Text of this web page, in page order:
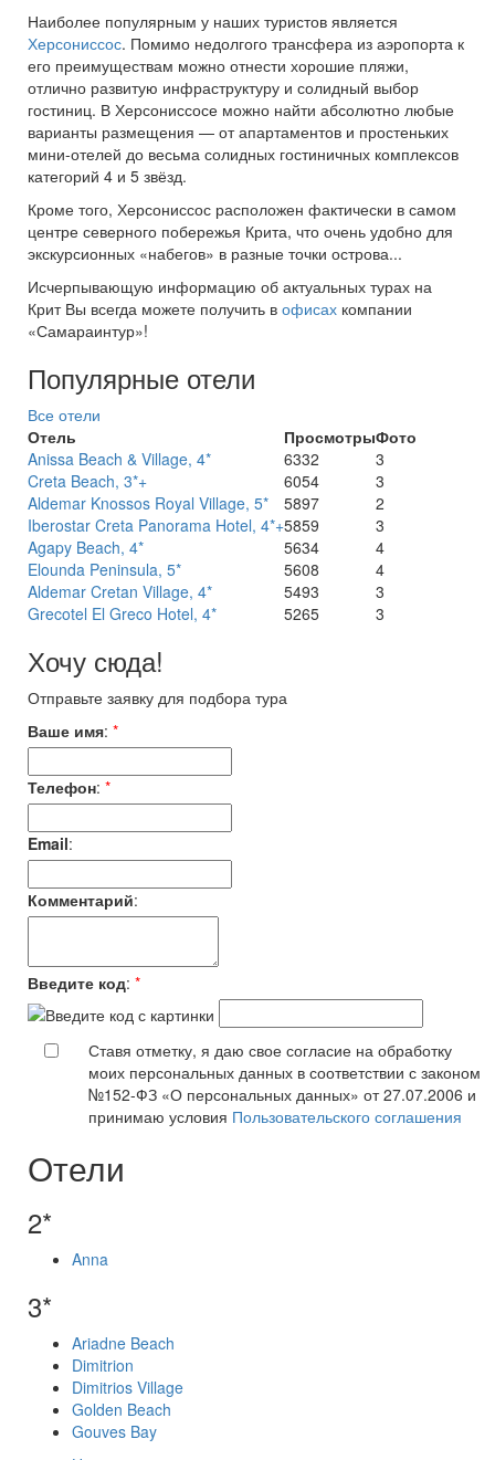
Наиболее популярным у наших туристов является
Херсониссос. Помимо недолгого трансфера из аэропорта к
его преимуществам можно отнести хорошие пляжи,
отлично развитую инфраструктуру и солидный выбор
гостиниц. В Херсониссосе можно найти абсолютно любые
варианты размещения — от апартаментов и простеньких
мини-отелей до весьма солидных гостиничных комплексов
категорий 4 и 5 звёзд.
Кроме того, Херсониссос расположен фактически в самом
центре северного побережья Крита, что очень удобно для
экскурсионных «набегов» в разные точки острова...
Исчерпывающую информацию об актуальных турах на
Крит Вы всегда можете получить в офисах компании
«Самараинтур»!
Популярные отели
Все отели
Отель
ПросмотрыФото
Anissa Beach & Village, 4*
6332
3
Creta Beach, 3*+
6054
3
Aldemar Knossos Royal Village, 5*
5897
2
Iberostar Creta Panorama Hotel, 4*+5859
3
Agapy Beach, 4*
5634
4
Elounda Peninsula, 5*
5608
4
Aldemar Cretan Village, 4*
5493
3
Grecotel El Greco Hotel, 4*
5265 3
Хочу сюда!
Отправьте заявку для подбора тура
Ваше имя: *
Телефон: *
Email:
Комментарий:
Введите код: *
Ставя отметку, я даю свое согласие на обработку
моих персональных данных в соответствии с законом
№152-ФЗ «О персональных данных» от 27.07.2006 и
принимаю условия Пользовательского соглашения
Отели
2*
Anna
3*
Ariadne Beach
Dimitrion
Dimitrios Village
Golden Beach
Gouves Bay